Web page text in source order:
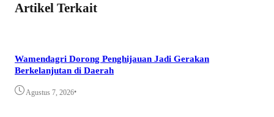
Artikel Terkait
Wamendagri Dorong Penghijauan Jadi Gerakan
Berkelanjutan di Daerah
Agustus 7, 2026•